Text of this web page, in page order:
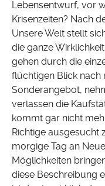
Lebensentwurf, vor
Krisenzeiten? Nach
Unsere Welt stellt
die ganze
gehen durch die
flüchtigen Blick nach
Sonderangebot,
verlassen die
kommt gar nicht
Richtige ausgesucht
morgige Tag an
Möglichkeiten
diese Beschreibung